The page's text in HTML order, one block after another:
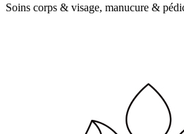
Soins corps & visage, manucure &